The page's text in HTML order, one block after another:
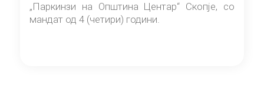
„Паркинзи на Општина Центар“ Скопје, со
мандат од 4 (четири) години.